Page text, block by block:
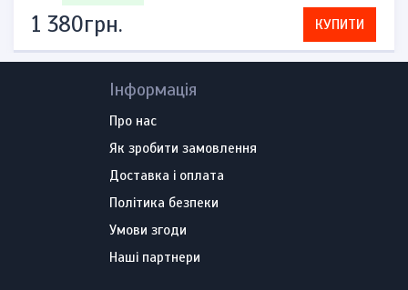
2 392грн. КУПИТИ
Інформація
Про нас
Як зробити замовлення
Доставка і оплата
Політика безпеки
Умови згоди
Наші партнери